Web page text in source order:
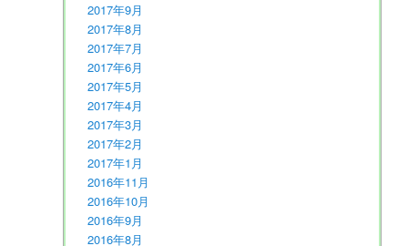
2017年9月
2017年8月
2017年7月
2017年6月
2017年5月
2017年4月
2017年3月
2017年2月
2017年1月
2016年11月
2016年10月
2016年9月
2016年8月